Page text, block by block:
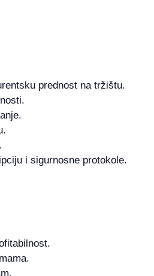
prednost na tržištu.
i sigurnosne protokole.